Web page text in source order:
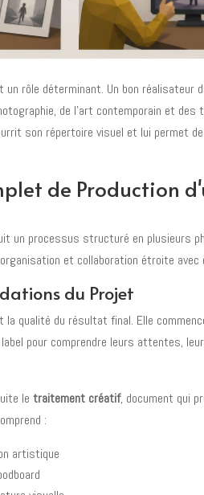
un rôle déterminant. Un bon réalisateur
de l'art contemporain et des
son répertoire visuel et lui permet
de Production
un processus structuré en plusieurs
et collaboration étroite
du Projet
qualité du résultat final. Elle
pour comprendre leurs attentes,
letraitement créatif, document qui
:
artistique